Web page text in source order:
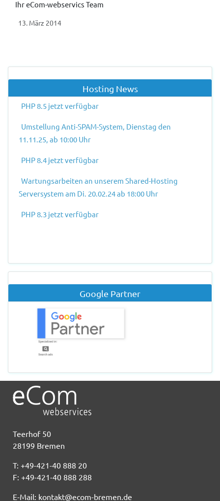
Ihr eCom-webservics Team
13. März 2014
Hosting News
PHP 8.5 jetzt verfügbar
Umstellung Anti-SPAM-System, Dienstag den
11.11.25, ab 10:00 Uhr
PHP 8.4 jetzt verfügbar
Wartungsarbeiten an unserem Shared-Hosting
Serversystem am Di. 20.02.24 ab 18:00 Uhr
PHP 8.3 jetzt verfügbar
Google Partner
Teerhof 50
28199 Bremen
T: +49-421-40 888 20
F: +49-421-40 888 288
E-Mail: kontakt@ecom-bremen.de